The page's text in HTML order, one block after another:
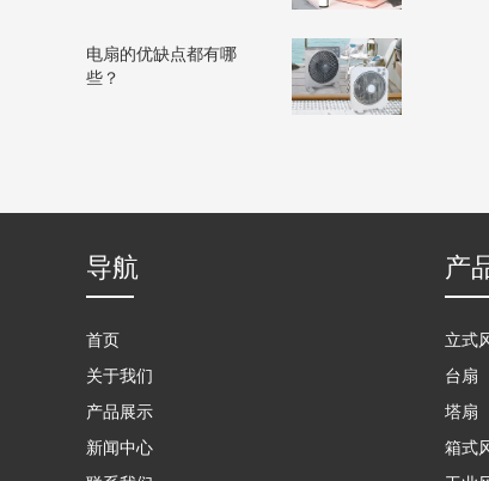
电扇的优缺点都有哪
些？
导航
首页
关于我们
产品展示
新闻中心
产
立式
台扇
塔扇
箱式